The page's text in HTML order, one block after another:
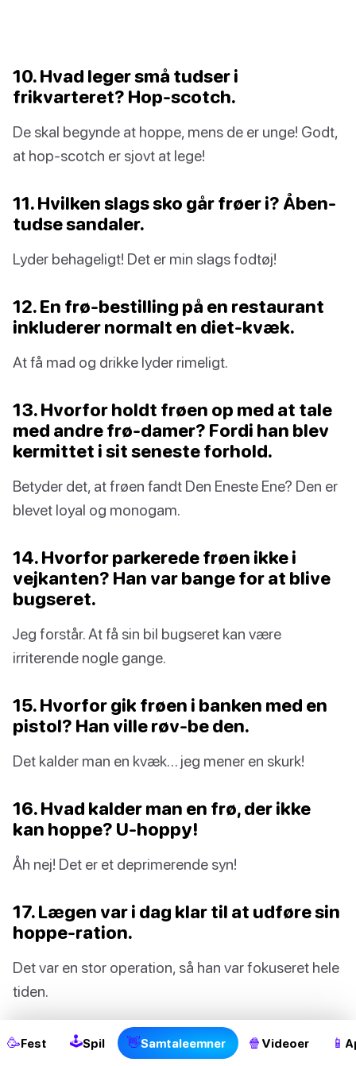
2
10. Hvad leger små tudser i
frikvarteret? Hop-scotch.
De skal begynde at hoppe, mens de er unge! Godt,
at hop-scotch er sjovt at lege!
11. Hvilken slags sko går frøer i? Åben-
tudse sandaler.
Lyder behageligt! Det er min slags fodtøj!
12. En frø-bestilling på en restaurant
inkluderer normalt en diet-kvæk.
At få mad og drikke lyder rimeligt.
13. Hvorfor holdt frøen op med at tale
med andre frø-damer? Fordi han blev
kermittet i sit seneste forhold.
Betyder det, at frøen fandt Den Eneste Ene? Den er
blevet loyal og monogam.
14. Hvorfor parkerede frøen ikke i
vejkanten? Han var bange for at blive
bugseret.
Jeg forstår. At få sin bil bugseret kan være
irriterende nogle gange.
15. Hvorfor gik frøen i banken med en
pistol? Han ville røv-be den.
Det kalder man en kvæk… jeg mener en skurk!
16. Hvad kalder man en frø, der ikke
kan hoppe? U-hoppy!
Åh nej! Det er et deprimerende syn!
17. Lægen var i dag klar til at udføre sin
hoppe-ration.
Det var en stor operation, så han var fokuseret hele
tiden.
🥳Fest 🕹Spil 👋Samtaleemner 🍿 Videoer 📱